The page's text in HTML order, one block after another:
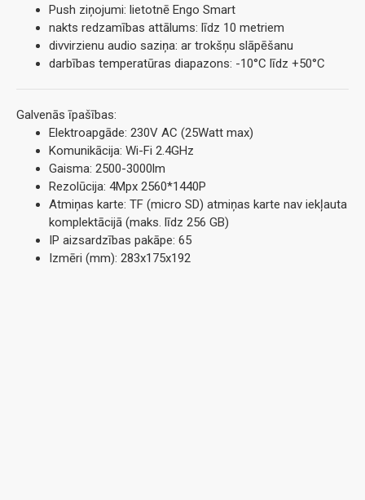
Push ziņojumi: lietotnē Engo Smart
nakts redzamības attālums: līdz 10 metriem
divvirzienu audio saziņa: ar trokšņu slāpēšanu
darbības temperatūras diapazons: -10°C līdz +50°C
Galvenās īpašības:
Elektroapgāde: 230V AC (25Watt max)
Komunikācija: Wi-Fi 2.4GHz
Gaisma: 2500-3000lm
Rezolūcija: 4Mpx 2560*1440P
Atmiņas karte: TF (micro SD) atmiņas karte nav iekļauta
komplektācijā (maks. līdz 256 GB)
IP aizsardzības pakāpe: 65
Izmēri (mm): 283x175x192